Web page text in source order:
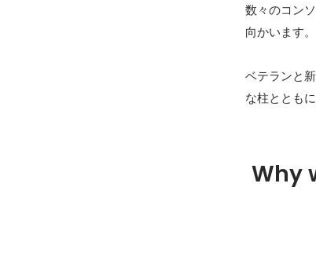
数々のコン
向かいます。
ベテランと
Why